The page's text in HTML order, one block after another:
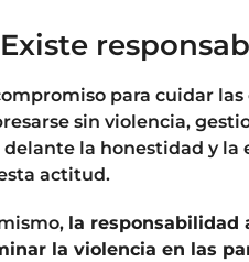
para cuidar
sin violencia,
delante la honestidad y la
actitud.
la responsabilidad
la violencia en las